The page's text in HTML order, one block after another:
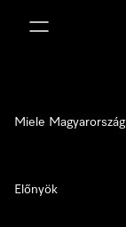
Miele Magyarország
Előnyök